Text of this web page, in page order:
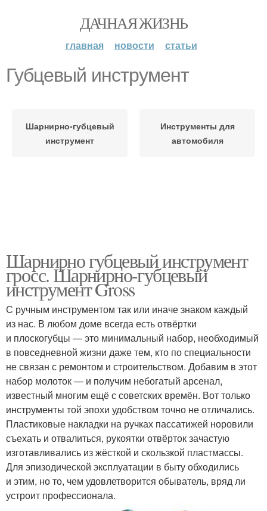
ДАЧНАЯ ЖИЗНЬ
главная новости статьи
Губцевый инструмент
Шарнирно-губцевый
инструмент
Инструменты для
автомобиля
Шарнирно губцевый инструмент
гросс. Шарнирно-губцевый
инструмент Gross
С ручным инструментом так или иначе знаком каждый
из нас. В любом доме всегда есть отвёртки
и плоскогубцы — это минимальный набор, необходимый
в повседневной жизни даже тем, кто по специальности
не связан с ремонтом и строительством. Добавим в этот
набор молоток — и получим небогатый арсенал,
известный многим ещё с советских времён. Вот только
инструменты той эпохи удобством точно не отличались.
Пластиковые накладки на ручках пассатижей норовили
съехать и отвалиться, рукоятки отвёрток зачастую
изготавливались из жёсткой и скользкой пластмассы.
Для эпизодической эксплуатации в быту обходились
и этим, но то, чем удовлетворится обыватель, вряд ли
устроит профессионала.